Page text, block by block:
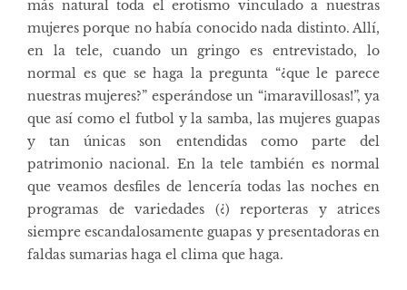
más natural toda el erotismo vinculado a nuestras
mujeres porque no había conocido nada distinto. Allí,
en la tele, cuando un gringo es entrevistado, lo
normal es que se haga la pregunta “¿que le parece
nuestras mujeres?” esperándose un “¡maravillosas!”, ya
que así como el futbol y la samba, las mujeres guapas
y tan únicas son entendidas como parte del
patrimonio nacional. En la tele también es normal
que veamos desfiles de lencería todas las noches en
programas de variedades (¿) reporteras y atrices
siempre escandalosamente guapas y presentadoras en
faldas sumarias haga el clima que haga.